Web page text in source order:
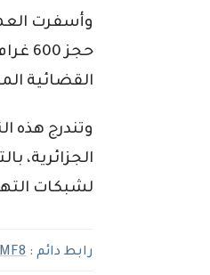
القضائية
وتندرج هذه
الجزائرية،
لشبكات
رابط دائم :